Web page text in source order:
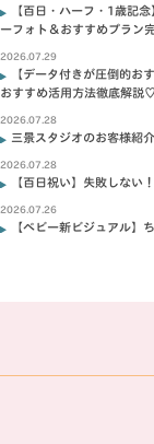
【百日・ハーフ・1歳記
ーフォト＆おすすめプラン
2026.07.29
【データ付きが圧倒的お
おすすめ活用方法徹底解説♡
2026.07.28
三景スタジオのお客様紹
2026.07.28
【百日祝い】失敗しない
2026.07.26
【ベビー新ビジュアル